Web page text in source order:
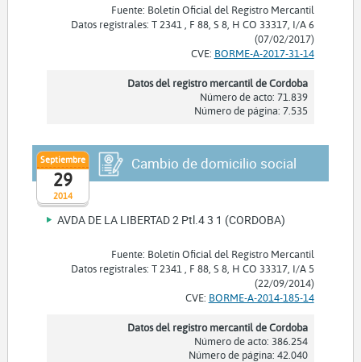
Fuente: Boletín Oficial del Registro Mercantil
Datos registrales: T 2341 , F 88, S 8, H CO 33317, I/A 6
(07/02/2017)
CVE: BORME-A-2017-31-14
Datos del registro mercantil de Cordoba
Número de acto: 71.839
Número de página: 7.535
2014
Septiembre
29
Cambio de domicilio social
AVDA DE LA LIBERTAD 2 Ptl.4 3 1 (CORDOBA)
Fuente: Boletín Oficial del Registro Mercantil
Datos registrales: T 2341 , F 88, S 8, H CO 33317, I/A 5
(22/09/2014)
CVE: BORME-A-2014-185-14
Datos del registro mercantil de Cordoba
Número de acto: 386.254
Número de página: 42.040